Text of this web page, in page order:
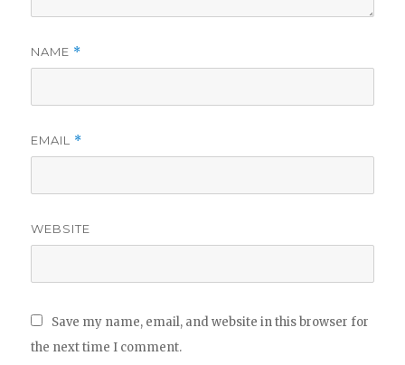
NAME *
EMAIL *
WEBSITE
Save my name, email, and website in this browser for
the next time I comment.